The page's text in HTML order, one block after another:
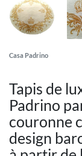
Casa Padrino
Tapis de
Padrino
couronne
design